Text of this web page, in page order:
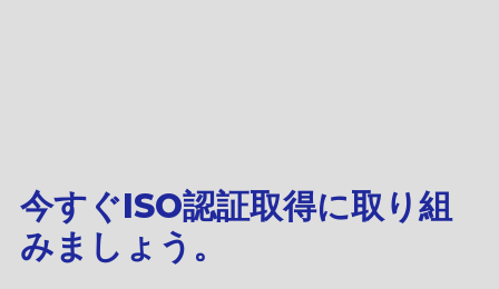
今すぐISO認証取得に取り組
みましょう。